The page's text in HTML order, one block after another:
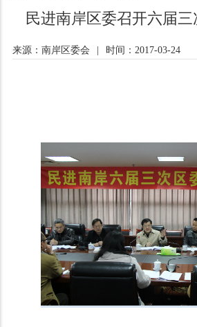
民进南岸区委召开六届
来源：南岸区委会 时间：2017-03-24